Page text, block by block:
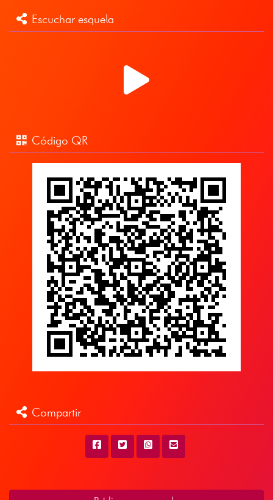
Escuchar esquela
Código QR
Compartir